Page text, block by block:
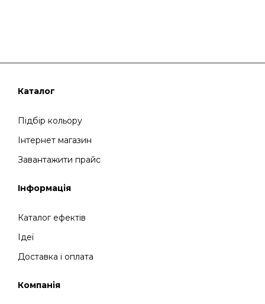
Каталог
Підбір кольору
Інтернет магазин
Завантажити прайс
Інформація
Каталог ефектів
Ідеї
Доставка і оплата
Компанія